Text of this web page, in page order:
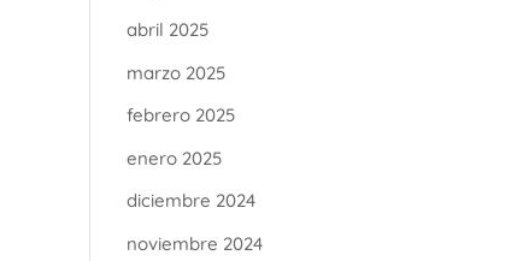
abril 2025
marzo 2025
febrero 2025
enero 2025
diciembre 2024
noviembre 2024